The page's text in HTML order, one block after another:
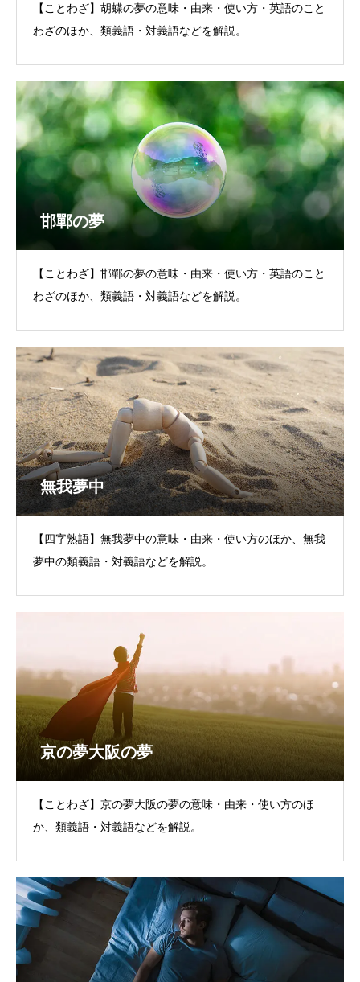
【ことわざ】胡蝶の夢の意味・由来・使い方・英語のこと
わざのほか、類義語・対義語などを解説。
邯鄲の夢
【ことわざ】邯鄲の夢の意味・由来・使い方・英語のこと
わざのほか、類義語・対義語などを解説。
無我夢中
【四字熟語】無我夢中の意味・由来・使い方のほか、無我
夢中の類義語・対義語などを解説。
京の夢大阪の夢
【ことわざ】京の夢大阪の夢の意味・由来・使い方のほ
か、類義語・対義語などを解説。